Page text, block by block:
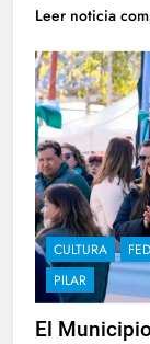
Leer noticia
CULTURA
PILAR
El